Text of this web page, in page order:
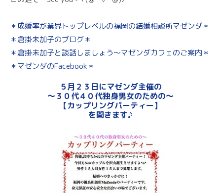
＊成婚率が業界トップレベルの福岡の結婚相談所マゼンダ＊
＊倉掛未加子のブログ＊
＊倉掛未加子と談話しましょう～マゼンダカフェのご案内＊
＊マゼンダのFacebook＊
５月２３日にマゼンダ主催の
～３０代４０代独身男女のための～
【カップリングパーティー】
を開きます♪